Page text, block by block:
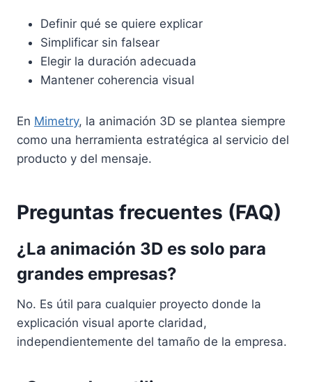
Definir qué se quiere explicar
Simplificar sin falsear
Elegir la duración adecuada
Mantener coherencia visual
En Mimetry, la animación 3D se plantea siempre
como una herramienta estratégica al servicio del
producto y del mensaje.
Preguntas frecuentes (FAQ)
¿La animación 3D es solo para
grandes empresas?
No. Es útil para cualquier proyecto donde la
explicación visual aporte claridad,
independientemente del tamaño de la empresa.